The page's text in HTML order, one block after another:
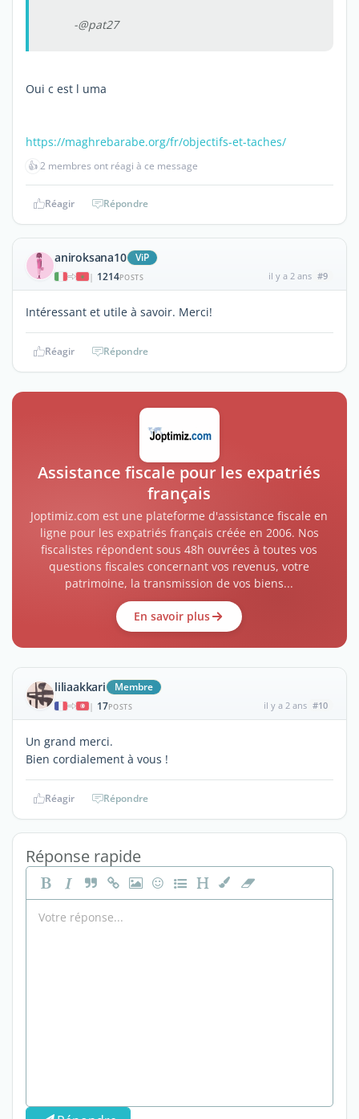
-@pat27
Oui c est l uma
https://maghrebarabe.org/fr/objectifs-et-taches/
👍2 membres ont réagi à ce message
Réagir Répondre
aniroksana10 ViP
| 1214POSTS il y a 2 ans #9
Intéressant et utile à savoir. Merci!
Réagir Répondre
Assistance fiscale pour les expatriés
français
Joptimiz.com est une plateforme d'assistance fiscale en
ligne pour les expatriés français créée en 2006. Nos
fiscalistes répondent sous 48h ouvrées à toutes vos
questions fiscales concernant vos revenus, votre
patrimoine, la transmission de vos biens...
En savoir plus
liliaakkari Membre
| 17POSTS il y a 2 ans #10
Un grand merci.
Bien cordialement à vous !
Réagir Répondre
Réponse rapide